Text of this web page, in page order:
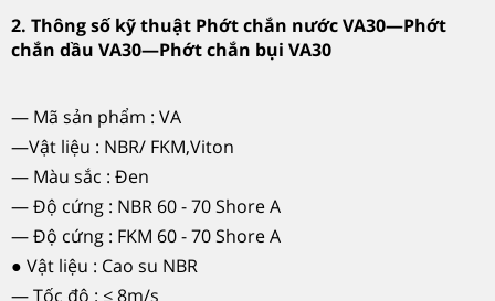
2. Thông số kỹ thuật Phớt chắn nước VA30—Phớt
chắn dầu VA30—Phớt chắn bụi VA30
— Mã sản phẩm : VA
—Vật liệu : NBR/ FKM,Viton
— Màu sắc : Đen
— Độ cứng : NBR 60 - 70 Shore A
— Độ cứng : FKM 60 - 70 Shore A
● Vật liệu : Cao su NBR
— Tốc độ : ≤ 8m/s